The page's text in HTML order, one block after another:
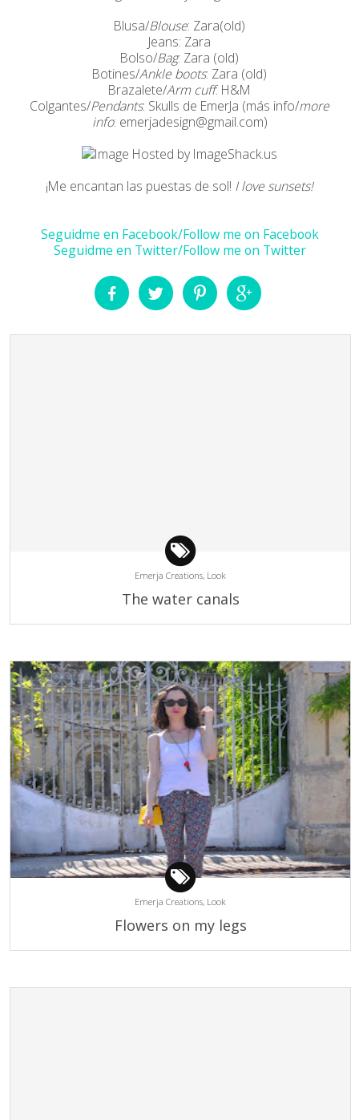
Blusa/Blouse: Zara(old)
Jeans: Zara
Bolso/Bag: Zara (old)
Botines/Ankle boots: Zara (old)
Brazalete/Arm cuff: H&M
Colgantes/Pendants: Skulls de EmerJa (más info/more
info: emerjadesign@gmail.com)
¡Me encantan las puestas de sol! I love sunsets!
Seguidme en Facebook/Follow me on Facebook
Seguidme en Twitter/Follow me on Twitter
Emerja Creations, Look
The water canals
Emerja Creations, Look
Flowers on my legs